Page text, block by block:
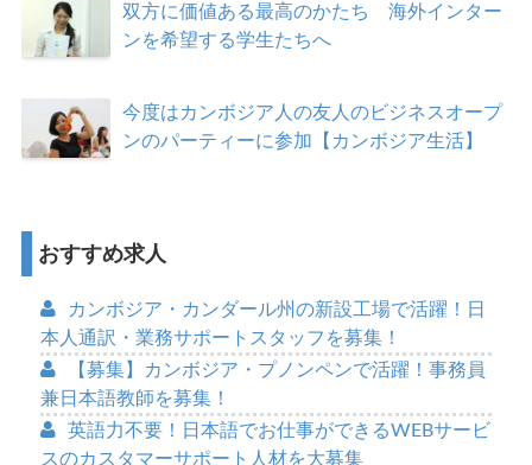
双方に価値ある最高のかたち 海外インター
ンを希望する学生たちへ
今度はカンボジア人の友人のビジネスオープ
ンのパーティーに参加【カンボジア生活】
おすすめ求人
カンボジア・カンダール州の新設工場で活躍！日
本人通訳・業務サポートスタッフを募集！
【募集】カンボジア・プノンペンで活躍！事務員
兼日本語教師を募集！
英語力不要！日本語でお仕事ができるWEBサービ
スのカスタマーサポート人材を大募集